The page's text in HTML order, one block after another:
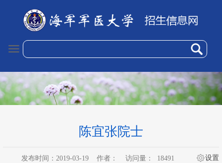
陈宜张院士
发布时间：2019-03-19 作者： 访问量： 18491 设置